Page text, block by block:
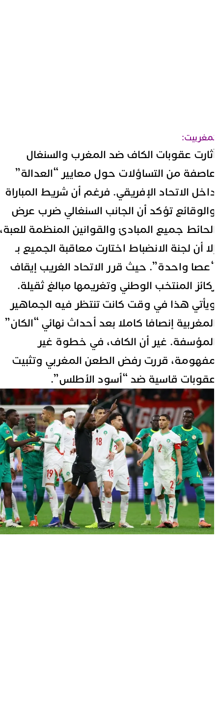
عقوبات الكاف ضد المغرب والسنغال
من التساؤلات حول معايير “العدالة”
الاتحاد الإفريقي. فرغم أن شريط المباراة
تؤكد أن الجانب السنغالي ضرب عرض
جميع المبادئ والقوانين المنظمة للعبة،
أن لجنة الانضباط اختارت معاقبة الجميع بـ
واحدة”. حيث قرر الاتحاد الغريب إيقاف
المنتخب الوطني وتغريمها مبالغ ثقيلة.
هذا في وقت كانت تنتظر فيه الجماهير
إنصافا كاملا بعد أحداث نهائي “الكان”
غير أن الكاف، في خطوة غير
قررت رفض الطعن المغربي وتثبيت
قاسية ضد “أسود الأطلس”.